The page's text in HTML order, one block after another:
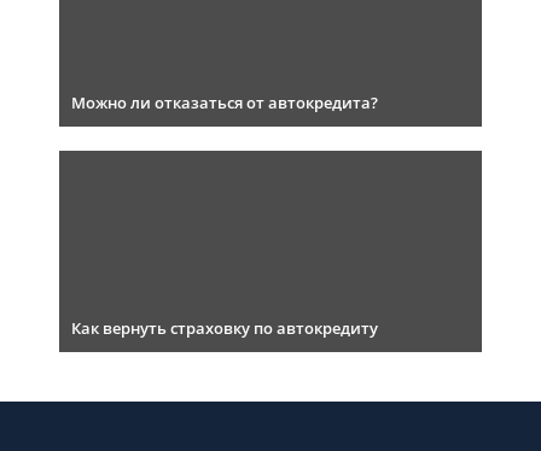
Можно ли отказаться от автокредита?
Как вернуть страховку по автокредиту